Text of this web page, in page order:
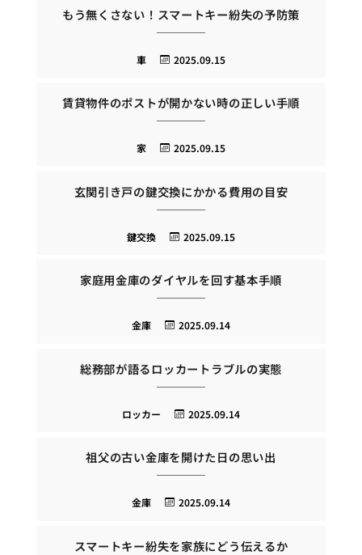
もう無くさない！スマートキー紛失の予防策
2025.09.15
車
賃貸物件のポストが開かない時の正しい手順
2025.09.15
家
玄関引き戸の鍵交換にかかる費用の目安
2025.09.15
鍵交換
家庭用金庫のダイヤルを回す基本手順
2025.09.14
金庫
総務部が語るロッカートラブルの実態
2025.09.14
ロッカー
祖父の古い金庫を開けた日の思い出
2025.09.14
金庫
スマートキー紛失を家族にどう伝えるか